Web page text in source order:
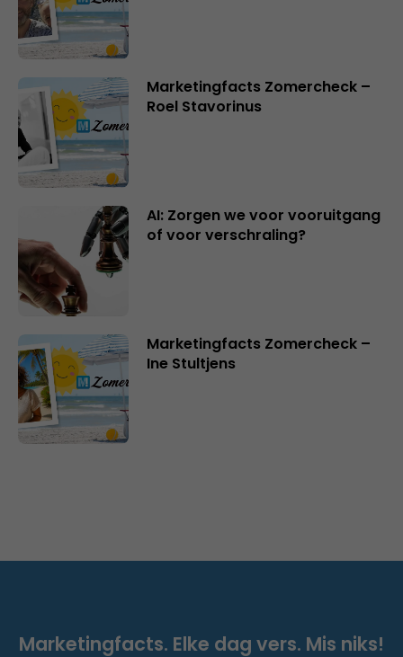
Marketingfacts Zomercheck –
Roel Stavorinus
AI: Zorgen we voor vooruitgang
of voor verschraling?
Marketingfacts Zomercheck –
Ine Stultjens
Marketingfacts. Elke dag vers. Mis niks!